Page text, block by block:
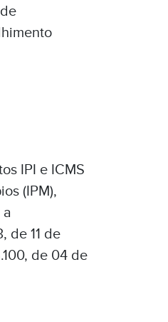
IPI e ICMS
(IPM),
de 11 de
de 04 de